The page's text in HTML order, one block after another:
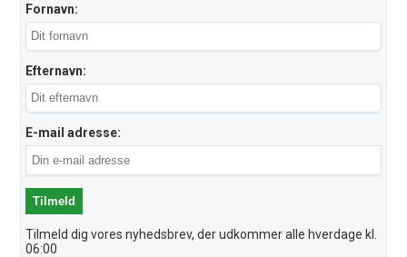
Fornavn:
Efternavn:
E-mail adresse:
Tilmeld dig vores nyhedsbrev, der udkommer alle hverdage kl.
06:00